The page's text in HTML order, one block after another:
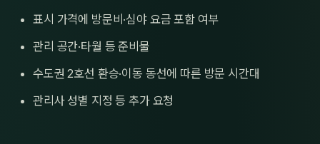
표시 가격에 방문비·심야 요금 포함 여부
관리 공간·타월 등 준비물
수도권 2호선 환승·이동 동선에 따른 방문 시간대
관리사 성별 지정 등 추가 요청